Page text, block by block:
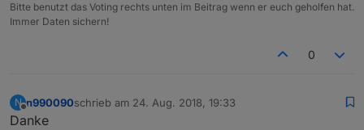
Bitte benutzt das Voting rechts unten im Beitrag wenn er euch geholfen hat.
Immer Daten sichern!
0
N
Offline
n990090schrieb am 24. Aug. 2018, 19:33
zuletzt editiert von
Danke